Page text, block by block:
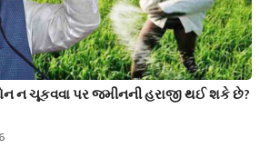
ન ચૂકવવા પર જમીનની હરાજી થઈ શકે છે?